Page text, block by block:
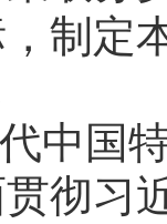
制定
中国
彻习